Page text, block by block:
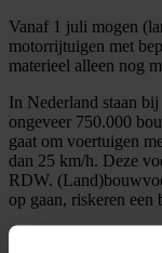
Vanaf 1 juli mogen
motorrijtuigen met
materieel alleen nog
In Nederland staan
ongeveer 750.000
gaat om voertuigen
dan 25 km/h. Deze
RDW.
op gaan, riskeren een
RDW schrijft